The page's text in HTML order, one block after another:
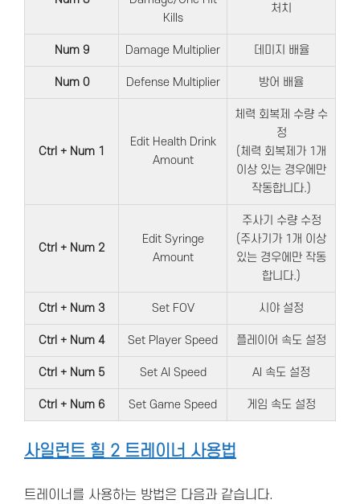
Kills
처치
Num 9 Damage Multiplier 데미지 배율
Num 0 Defense Multiplier 방어 배율
Ctrl + Num 1
Edit Health Drink
Amount
체력 회복제 수량 수
정
(체력 회복제가 1개
이상 있는 경우에만
작동합니다.)
Ctrl + Num 2
Edit Syringe
Amount
주사기 수량 수정
(주사기가 1개 이상
있는 경우에만 작동
합니다.)
Ctrl + Num 3 Set FOV 시야 설정
Ctrl + Num 4 Set Player Speed 플레이어 속도 설정
Ctrl + Num 5 Set AI Speed AI 속도 설정
Ctrl + Num 6 Set Game Speed 게임 속도 설정
사일런트 힐 2 트레이너 사용법
트레이너를 사용하는 방법은 다음과 같습니다.